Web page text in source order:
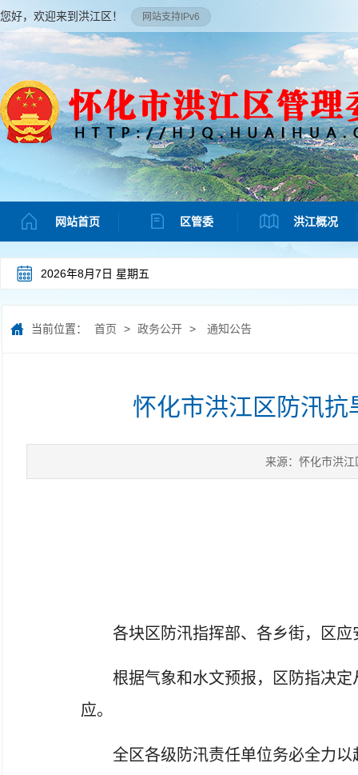
您好，欢迎来到洪江区！ 网站支持IPv6
网站首页 区管委 洪江概况
2026年8月7日 星期五
当前位置： 首页 > 政务公开 > 通知公告
怀化市洪江区防汛
来源：怀化市洪
各块区防汛指挥部、各乡街，区
根据气象和水文预报，区防指决
应。
全区各级防汛责任单位务必全力